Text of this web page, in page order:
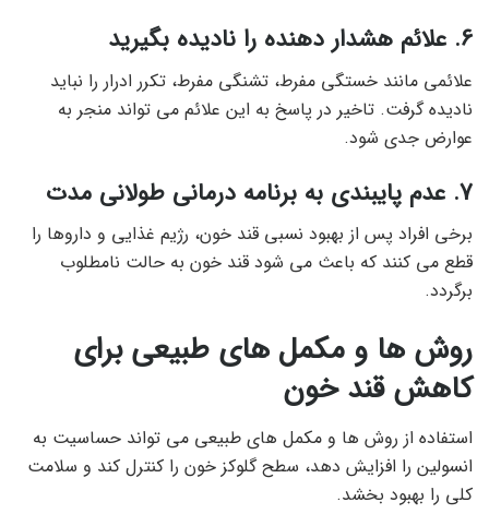
6. علائم هشدار دهنده را نادیده بگیرید
علائمی مانند خستگی مفرط، تشنگی مفرط، تکرر ادرار را نباید
نادیده گرفت. تاخیر در پاسخ به این علائم می تواند منجر به
عوارض جدی شود.
7. عدم پایبندی به برنامه درمانی طولانی مدت
برخی افراد پس از بهبود نسبی قند خون، رژیم غذایی و داروها را
قطع می کنند که باعث می شود قند خون به حالت نامطلوب
برگردد.
روش ها و مکمل های طبیعی برای
کاهش قند خون
استفاده از روش ها و مکمل های طبیعی می تواند حساسیت به
انسولین را افزایش دهد، سطح گلوکز خون را کنترل کند و سلامت
کلی را بهبود بخشد.